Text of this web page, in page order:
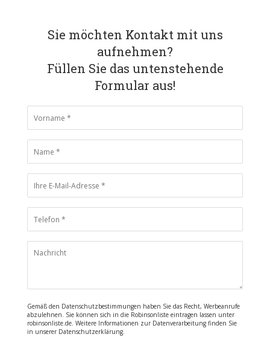
Sie möchten Kontakt mit uns
aufnehmen?
Füllen Sie das untenstehende
Formular aus!
Gemäß den Datenschutzbestimmungen haben Sie das Recht, Werbeanrufe
abzulehnen. Sie können sich in die Robinsonliste eintragen lassen unter
robinsonliste.de. Weitere Informationen zur Datenverarbeitung finden Sie
in unserer Datenschutzerklärung.